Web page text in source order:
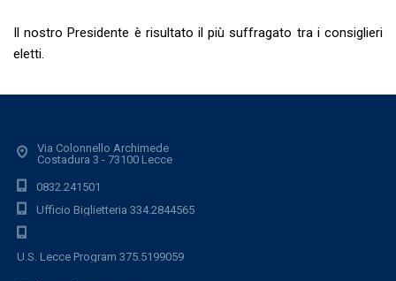
Il nostro Presidente è risultato il più suffragato tra i consiglieri
eletti.
Via Colonnello Archimede
Costadura 3 - 73100 Lecce
0832.241501
Ufficio Biglietteria 334.2844565
U.S. Lecce Program 375.5199059